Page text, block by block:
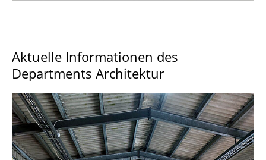
Aktuelle Informationen des
Departments Architektur